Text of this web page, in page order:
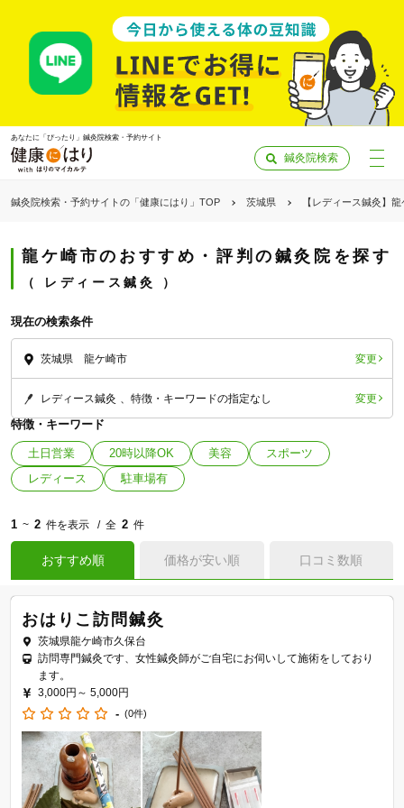
あなたに「ぴったり」鍼灸院検索・予約サイト
鍼灸院検索
鍼灸院検索・予約サイトの「健康にはり」TOP 茨城県 【レディース鍼灸】
龍ケ崎市のおすすめ・評判の鍼灸院を探す
レディース鍼灸
現在の検索条件
茨城県 龍ケ崎市 変更
レディース鍼灸 特徴・キーワードの指定なし 変更
特徴・キーワード
土日営業 20時以降OK 美容
スポーツ
レディース
駐車場有
1 ~ 2 件を表示 全 2 件
おすすめ順 価格が安い順 口コミ数順
おはりこ訪問鍼灸
茨城県龍ケ崎市久保台
訪問専門鍼灸です、女性鍼灸師がご自宅にお伺いして施術をしており
ます。
3,000円～ 5,000円
- (0件)
「健康にはりを見た」